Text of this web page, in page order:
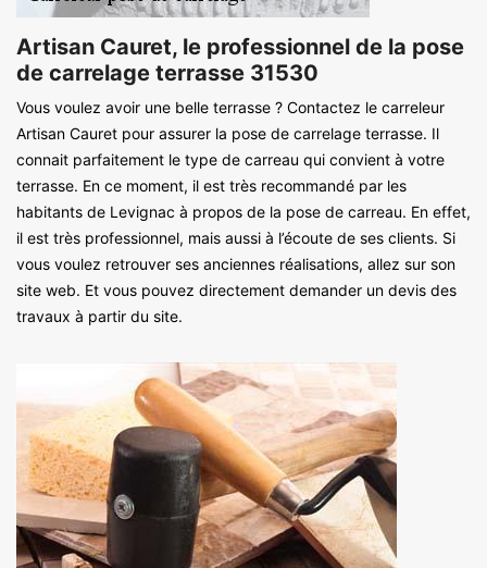
Artisan Cauret, le professionnel de la pose
de carrelage terrasse 31530
Vous voulez avoir une belle terrasse ? Contactez le carreleur
Artisan Cauret pour assurer la pose de carrelage terrasse. Il
connait parfaitement le type de carreau qui convient à votre
terrasse. En ce moment, il est très recommandé par les
habitants de Levignac à propos de la pose de carreau. En effet,
il est très professionnel, mais aussi à l’écoute de ses clients. Si
vous voulez retrouver ses anciennes réalisations, allez sur son
site web. Et vous pouvez directement demander un devis des
travaux à partir du site.